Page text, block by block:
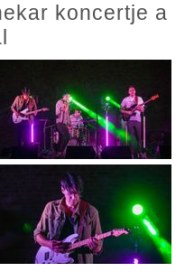
koncertje a